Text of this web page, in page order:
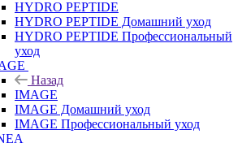
HYDRO PEPTIDE
HYDRO PEPTIDE Домашний уход
HYDRO PEPTIDE Профессиональный
уход
Назад
IMAGE
IMAGE Домашний уход
IMAGE Профессиональный уход